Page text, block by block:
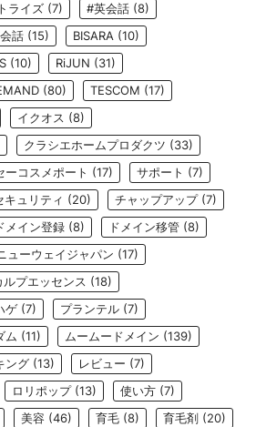
ライズ (7) #英会話 (8)
話 (15) BISARA (10)
(10) RiJUN (31)
(80) TESCOM (17)
イクオス (8)
クラシエホームプロダクツ (33)
ーコスメポート (17) サポート (7)
キュリティ (20) チャップアップ(7)
メイン登録 (8) ドメイン移管 (8)
ューウェイジャパン (17)
プエッセンス (18)
ゲ (7) プランテル (7)
ム (11) ムームードメイン (139)
ング (13) レビュー (7)
ロリポップ(13) 使い方 (7)
美容 (46) 育毛 (8) 育毛剤 (20)